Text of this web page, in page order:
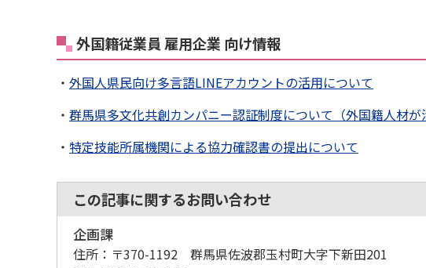
外国籍従業員 雇用企業 向け情報
・ 外国人県民向け多言語LINEアカウントの活用について
・ 群馬県多文化共創カンパニー認証制度について（外国籍人材が
・ 特定技能所属機関による協力確認書の提出について
この記事に関するお問い合わせ
企画課
住所： 〒370-1192 群馬県佐波郡玉村町大字下新田201